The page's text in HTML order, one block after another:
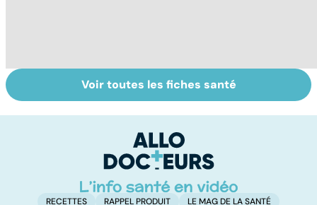
Dérèglement
hormonal : et si
Tout savoir sur
les infections
Voir toutes les fiches santé
RECETTES RAPPEL PRODUIT LE MAG DE LA SANTÉ